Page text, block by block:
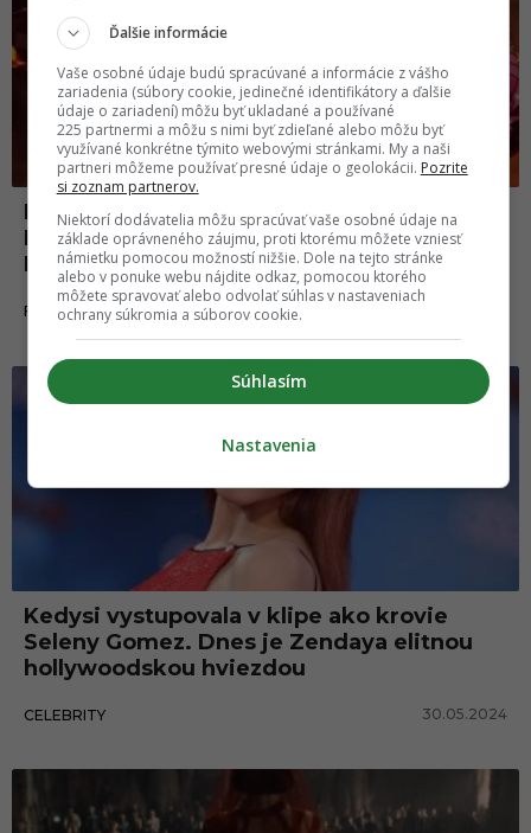
Dva najväčšie filmy, ktoré nikdy nevznikli.
Duna od Alejandra Jodorowského a
Kubrickov Napoleon
FILMY A SERIÁLY
Kedysi vystupovala v klipe ako krovie
Seleny Gomez. Dnes je Zendaya elitnou
hollywoodskou hviezdou
CELEBRITY 30.05.2024
Ďalšie informácie
Vaše osobné údaje budú spracúvané a informácie z vášho
zariadenia (súbory cookie, jedinečné identifikátory a ďalšie
údaje o zariadení) môžu byť ukladané a používané
225 partnermi a môžu s nimi byť zdieľané alebo môžu byť
využívané konkrétne týmito webovými stránkami. My a naši
partneri môžeme používať presné údaje o geolokácii. Pozrite
si zoznam partnerov.
Niektorí dodávatelia môžu spracúvať vaše osobné údaje na
základe oprávneného záujmu, proti ktorému môžete vzniesť
námietku pomocou možností nižšie. Dole na tejto stránke
alebo v ponuke webu nájdite odkaz, pomocou ktorého
môžete spravovať alebo odvolať súhlas v nastaveniach
ochrany súkromia a súborov cookie.
Súhlasím
Nastavenia